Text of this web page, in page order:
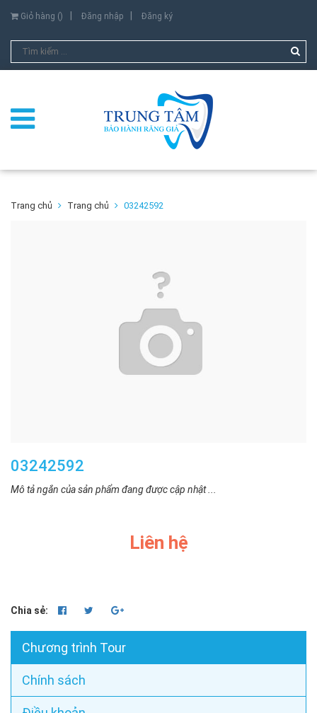
Giỏ hàng () Đăng nhập Đăng ký
Trang chủ Trang chủ 03242592
03242592
Mô tả ngắn của sản phẩm đang được cập nhật ...
Liên hệ
Chia sẻ:
Chương trình Tour
Chính sách